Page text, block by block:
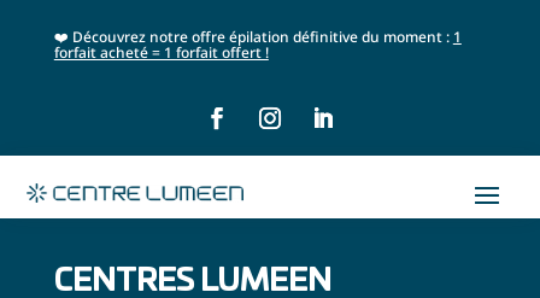
❤️ Découvrez notre offre épilation définitive du moment : 1
forfait acheté = 1 forfait offert !
CENTRES LUMEEN